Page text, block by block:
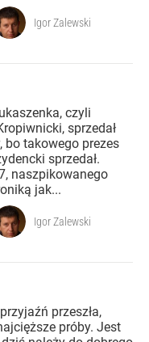
Igor Zalewski
czyli
sprzedał
bo takowego prezes
sprzedał.
naszpikowanego
jak...
Igor Zalewski
przeszła,
próby. Jest